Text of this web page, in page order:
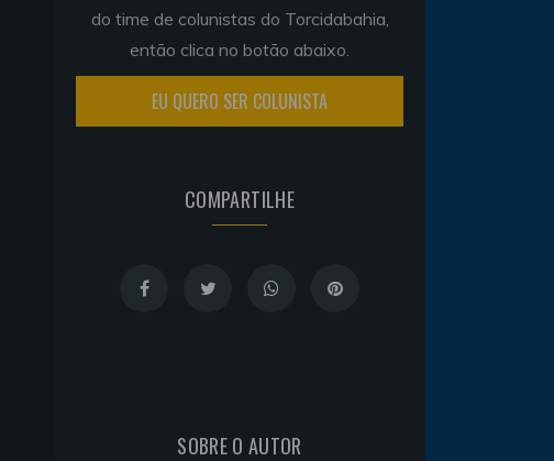
do time de colunistas do Torcidabahia,
então clica no botão abaixo.
EU QUERO SER COLUNISTA
COMPARTILHE
SOBRE O AUTOR